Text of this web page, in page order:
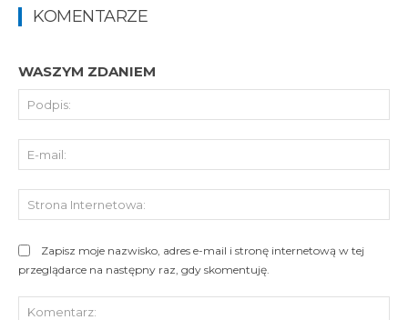
KOMENTARZE
WASZYM ZDANIEM
Zapisz moje nazwisko, adres e-mail i stronę internetową w tej
przeglądarce na następny raz, gdy skomentuję.